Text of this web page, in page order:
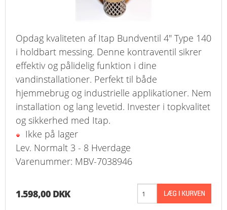
Opdag kvaliteten af Itap Bundventil 4" Type 140
i holdbart messing. Denne kontraventil sikrer
effektiv og pålidelig funktion i dine
vandinstallationer. Perfekt til både
hjemmebrug og industrielle applikationer. Nem
installation og lang levetid. Invester i topkvalitet
og sikkerhed med Itap.
Ikke på lager
Lev. Normalt 3 - 8 Hverdage
Varenummer: MBV-7038946
1.598,00 DKK